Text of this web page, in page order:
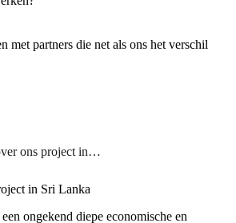
met partners die net als ons het verschil
ons project in…
in Sri Lanka
ongekend diepe economische en